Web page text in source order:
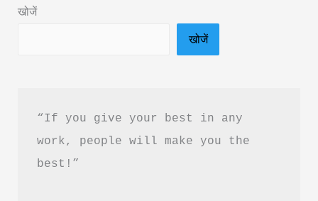
to
खोजें
खोजें
“If you give your best in any
work, people will make you the
best!”